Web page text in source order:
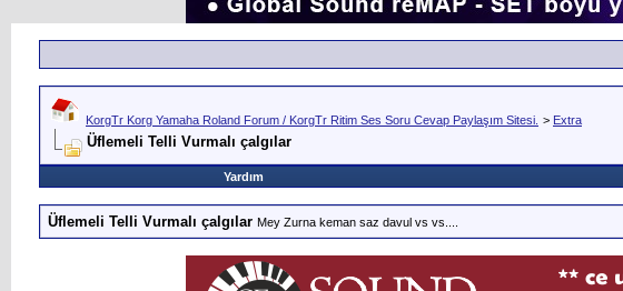
KorgTr Korg Yamaha Roland Forum / KorgTr Ritim Ses Soru Cevap Paylaşım Sitesi. > Extra
Üflemeli Telli Vurmalı çalgılar
Yardım
Üflemeli Telli Vurmalı çalgılar Mey Zurna keman saz davul vs vs....